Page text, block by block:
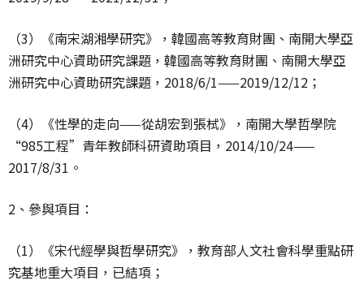
（3）《南宋湖湘學研究》，韓國高等教育財團、南開大學亞
洲研究中心資助研究課題，韓國高等教育財團、南開大學亞
洲研究中心資助研究課題，2018/6/1——2019/12/12；
（4）《性學的走向——從胡宏到張栻》，南開大學哲學院
“985工程”青年教師科研資助項目，2014/10/24——
2017/8/31。
2、參與項目：
（1）《宋代經學與哲學研究》，教育部人文社會科學重點研
究基地重大項目，已結項；